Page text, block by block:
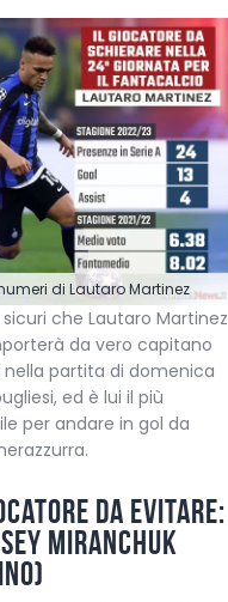
di Lautaro Martinez
che Lautaro Martinez
da vero capitano
partita di domenica
ed è lui il più
per andare in gol da
da evitare:
Miranchuk